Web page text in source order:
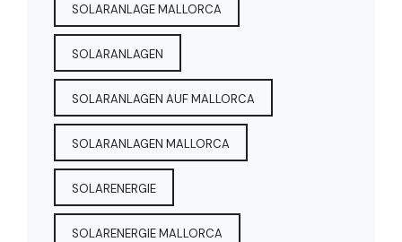
SOLARANLAGE MALLORCA
SOLARANLAGEN
SOLARANLAGEN AUF MALLORCA
SOLARANLAGEN MALLORCA
SOLARENERGIE
SOLARENERGIE MALLORCA